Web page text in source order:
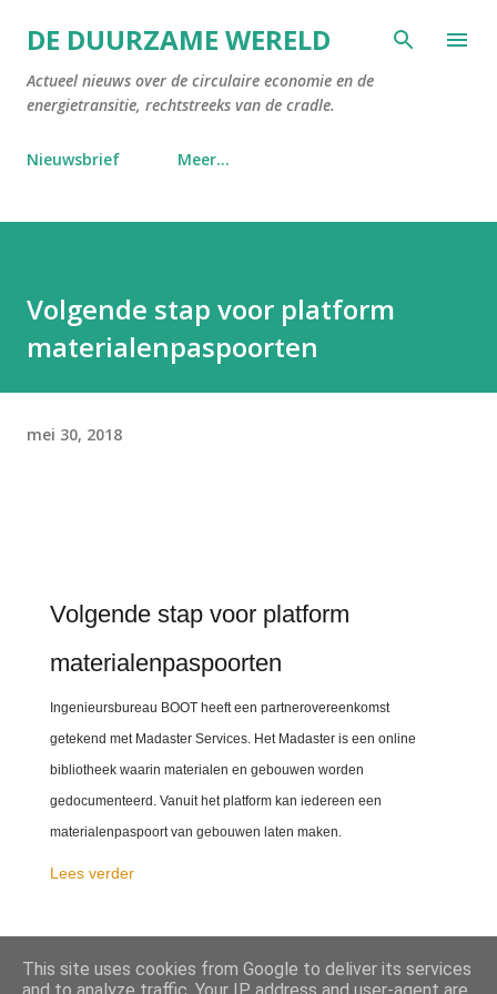
Doorgaan naar hoofdcontent
DE DUURZAME WERELD
Actueel nieuws over de circulaire economie en de
energietransitie, rechtstreeks van de cradle.
Nieuwsbrief Meer…
Volgende stap voor platform
materialenpaspoorten
mei 30, 2018
Volgende stap voor platform
materialenpaspoorten
Ingenieursbureau BOOT heeft een partnerovereenkomst
getekend met Madaster Services. Het Madaster is een online
bibliotheek waarin materialen en gebouwen worden
gedocumenteerd. Vanuit het platform kan iedereen een
materialenpaspoort van gebouwen laten maken.
Lees verder
DELEN
This site uses cookies from Google to deliver its services